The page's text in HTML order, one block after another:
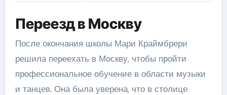
Переезд в Москву
После окончания школы Мари Краймбрери
решила переехать в Москву, чтобы пройти
профессиональное обучение в области музыки
и танцев. Она была уверена, что в столице